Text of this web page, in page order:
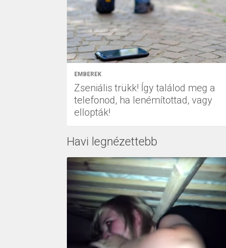
EMBEREK
Zseniális trükk! Így találod meg a
telefonod, ha lenémítottad, vagy
ellopták!
Havi legnézettebb